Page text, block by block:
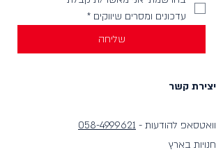
עדכונים ומסרים שיווקים *
שליחה
יצירת קשר
וואטסאפ להודעות - 058-4999621
חנויות בארץ